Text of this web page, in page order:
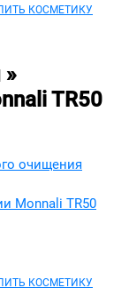
КОСМЕТИКУ
»
TR50
очищения
Monnali TR50
КОСМЕТИКУ